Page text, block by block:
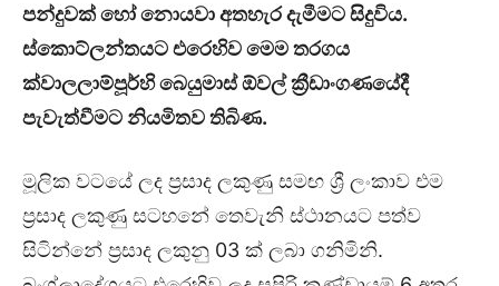
පන්දුවක් හෝ නොයවා අතහැර දැමීමට සිදුවිය.
ස්කොට්ලන්තයට එරෙහිව මෙම තරගය
ක්වාලලාම්පූර්හි බෙයුමාස් ඕවල් ක්‍රීඩාංගණයේදී
පැවැත්වීමට නියමිතව තිබිණ.
මූලික වටයේ ලද ප්‍රසාද ලකුණු සමඟ ශ්‍රී ලංකාව එම
ප්‍රසාද ලකුණු සටහනේ තෙවැනි ස්ථානයට පත්ව
සිටින්නේ ප්‍රසාද ලකුනු 03 ක් ලබා ගනිමිනි.